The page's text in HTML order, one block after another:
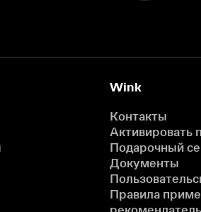
Wink
Контакты
Активировать
Подарочный
Документы
Правила